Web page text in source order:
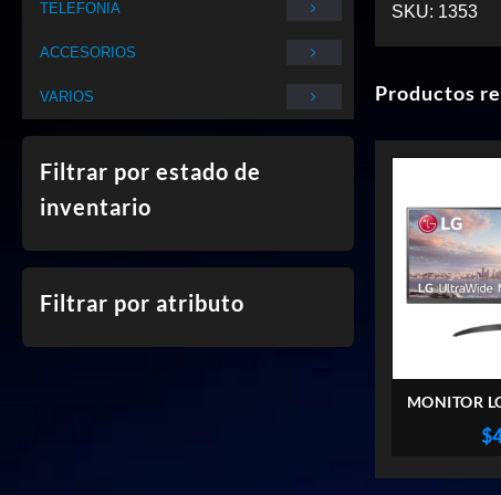
TELEFONIA
ACCESORIOS
VARIOS
Filtrar por estado de
inventario
Filtrar por atributo
SKU: 1353
Productos
MONITOR
34WP500-
$